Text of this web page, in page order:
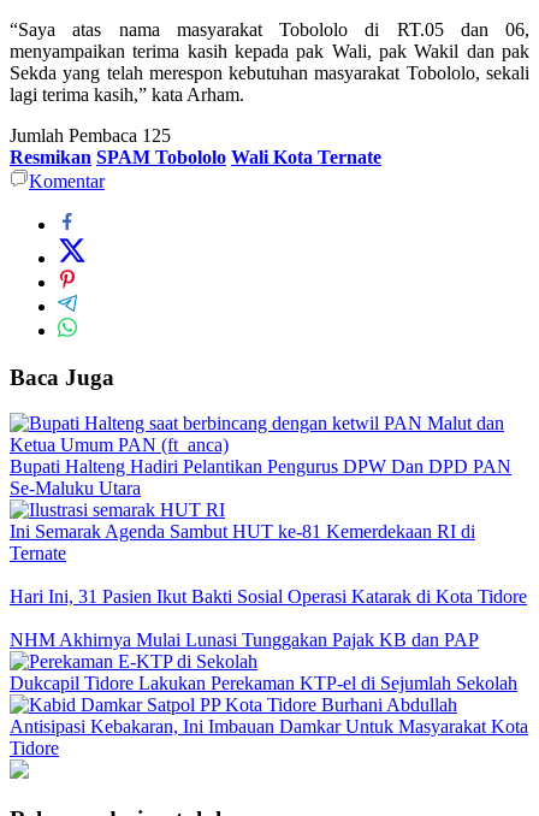
“Saya atas nama masyarakat Tobololo di RT.05 dan 06,
menyampaikan terima kasih kepada pak Wali, pak Wakil dan pak
Sekda yang telah merespon kebutuhan masyarakat Tobololo, sekali
lagi terima kasih,” kata Arham.
Jumlah Pembaca 125
Resmikan SPAM Tobololo Wali Kota Ternate
Komentar
Baca Juga
Bupati Halteng Hadiri Pelantikan Pengurus DPW Dan DPD PAN
Se-Maluku Utara
Ini Semarak Agenda Sambut HUT ke-81 Kemerdekaan RI di
Ternate
Hari Ini, 31 Pasien Ikut Bakti Sosial Operasi Katarak di Kota Tidore
NHM Akhirnya Mulai Lunasi Tunggakan Pajak KB dan PAP
Dukcapil Tidore Lakukan Perekaman KTP-el di Sejumlah Sekolah
Antisipasi Kebakaran, Ini Imbauan Damkar Untuk Masyarakat Kota
Tidore